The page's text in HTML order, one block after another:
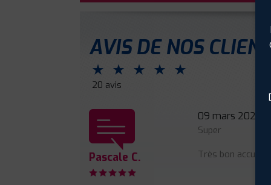
AVIS DE NOS
⋆ ⋆ ⋆ ⋆ ⋆
20 avis
Pascale C.
09 mars 2020
Super
Très bon accueil